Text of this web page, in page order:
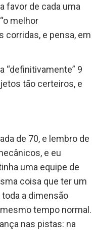
favor de cada uma
melhor
corridas, e pensa, em
“definitivamente” 9
tão certeiros, e
de 70, e lembro de
e eu
uma equipe de
coisa que ter um
a dimensão
tempo normal.
nas pistas: na